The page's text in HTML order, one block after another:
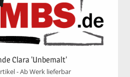
Clara 'Unbemalt'
- Ab Werk lieferbar